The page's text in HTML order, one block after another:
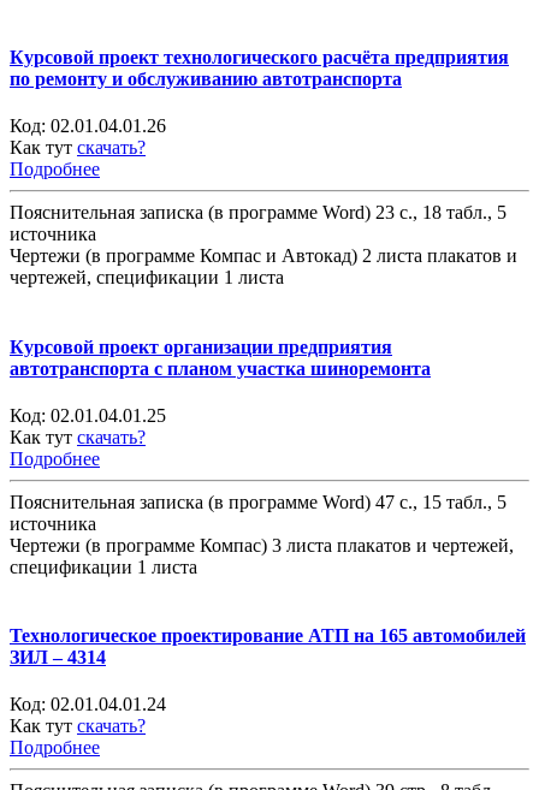
Курсовой проект технологического расчёта предприятия
по ремонту и обслуживанию автотранспорта
Код: 02.01.04.01.26
Как тут скачать?
Подробнее
Пояснительная записка (в программе Word) 23 с., 18 табл., 5
источника
Чертежи (в программе Компас и Автокад) 2 листа плакатов и
чертежей, спецификации 1 листа
Курсовой проект организации предприятия
автотранспорта с планом участка шиноремонта
Код: 02.01.04.01.25
Как тут скачать?
Подробнее
Пояснительная записка (в программе Word) 47 с., 15 табл., 5
источника
Чертежи (в программе Компас) 3 листа плакатов и чертежей,
спецификации 1 листа
Технологическое проектирование АТП на 165 автомобилей
ЗИЛ – 4314
Код: 02.01.04.01.24
Как тут скачать?
Подробнее